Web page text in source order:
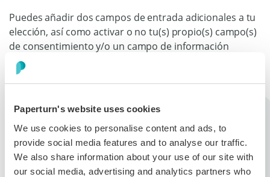
Paperturn's website uses cookies
We use cookies to personalise content and ads, to
provide social media features and to analyse our traffic.
We also share information about your use of our site with
our social media, advertising and analytics partners who
Puedes añadir dos campos de entrada adicionales a tu
elección, así como activar o no tu(s) propio(s) campo(s)
de consentimiento y/o un campo de información
adicional.
que tendrá tu formulario de Leads para tus lectores en
la parte derecha de la pantalla.